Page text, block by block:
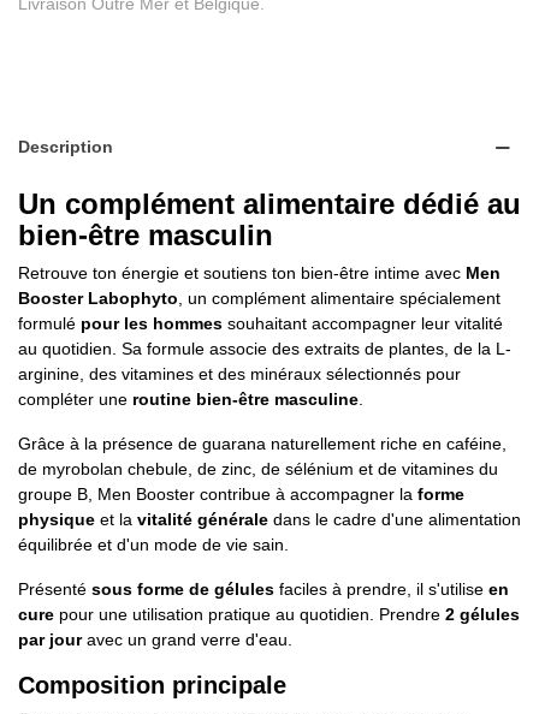
Description
Un complément alimentaire dédié au
bien-être masculin
Retrouve ton énergie et soutiens ton bien-être intime avec Men
Booster Labophyto , un complément alimentaire spécialement
formulé pour les hommes souhaitant accompagner leur vitalité
au quotidien. Sa formule associe des extraits de plantes, de la L-
arginine, des vitamines et des minéraux sélectionnés pour
compléter une routine bien-être masculine
Grâce à la présence de guarana naturellement riche en caféine,
de myrobolan chebule, de zinc, de sélénium et de vitamines du
groupe B, Men Booster contribue à accompagner la forme
physique et la vitalité générale dans le cadre d'une alimentation
équilibrée et d'un mode de vie sain.
Présenté sous forme de gélules faciles à prendre, il s'utilise en
cure pour une utilisation pratique au quotidien. Prendre 2 gélules
par jouravec un grand verre d'eau.
Composition principale